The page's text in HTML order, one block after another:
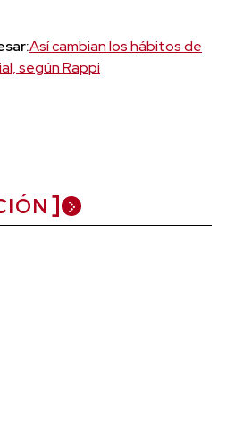
Así cambian los hábitos de
según Rappi